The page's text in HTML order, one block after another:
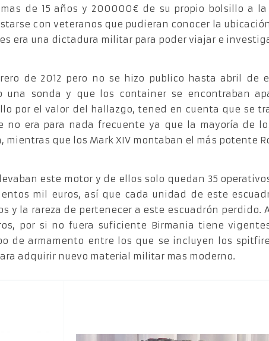
de 15 años y 200000€ de su propio bolsillo a la
con veteranos que pudieran conocer la
era una dictadura militar para poder viajar e
de 2012 pero no se hizo publico hasta abril de
sonda y que los container se encontraban
por el valor del hallazgo, tened en cuenta que se
era para nada frecuente ya que la mayoría de
que los Mark XIV montaban el más potente
este motor y de ellos solo quedan 35
mil euros, así que cada unidad de este
y la rareza de pertenecer a este escuadrón perdido.
por si no fuera suficiente Birmania tiene
de armamento entre los que se incluyen los
adquirir nuevo material militar mas moderno.